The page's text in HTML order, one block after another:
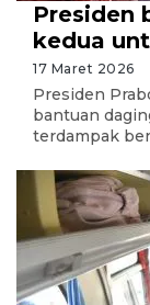
Presiden
kedua
17 Maret 2026
Presiden
bantuan
terdampak